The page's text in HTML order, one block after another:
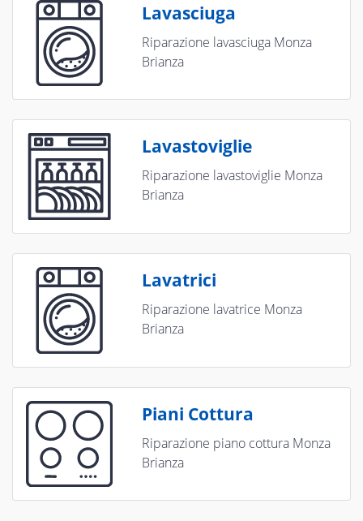
Lavasciuga
Riparazione lavasciuga Monza
Brianza
Lavastoviglie
Riparazione lavastoviglie Monza
Brianza
Lavatrici
Riparazione lavatrice Monza
Brianza
Piani Cottura
Riparazione piano cottura Monza
Brianza